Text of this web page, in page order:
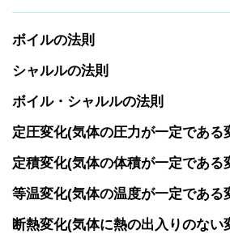
ボイルの法則
シャルルの法則
ボイル・シャルルの法則
定圧変化(気体の圧力が一定である
定積変化(気体の体積が一定である
等温変化(気体の温度が一定である
断熱変化(気体に熱の出入りのない